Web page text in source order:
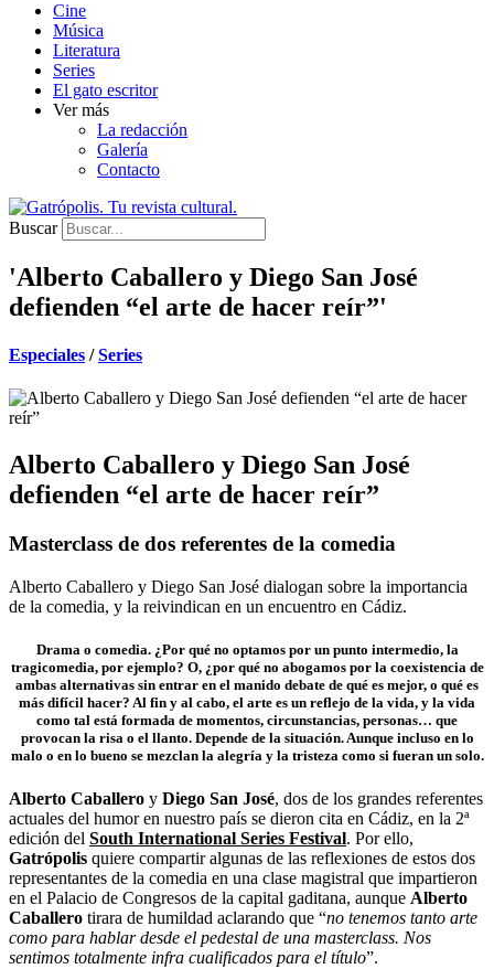
Cine
Música
Literatura
Series
El gato escritor
Ver más
La redacción
Galería
Contacto
Buscar
'Alberto Caballero y Diego San José
defienden “el arte de hacer reír”'
Especiales /Series
Alberto Caballero y Diego San José
defienden “el arte de hacer reír”
Masterclass de dos referentes de la comedia
Alberto Caballero y Diego San José dialogan sobre la importancia
de la comedia, y la reivindican en un encuentro en Cádiz.
Drama o comedia. ¿Por qué no optamos por un punto intermedio, la
tragicomedia, por ejemplo? O, ¿por qué no abogamos por la coexistencia de
ambas alternativas sin entrar en el manido debate de qué es mejor, o qué es
más difícil hacer? Al fin y al cabo, el arte es un reflejo de la vida, y la vida
como tal está formada de momentos, circunstancias, personas… que
provocan la risa o el llanto. Depende de la situación. Aunque incluso en lo
malo o en lo bueno se mezclan la alegría y la tristeza como si fueran un solo.
Alberto Caballero y Diego San José, dos de los grandes referentes
actuales del humor en nuestro país se dieron cita en Cádiz, en la 2ª
edición del South International Series Festival. Por ello,
Gatrópolis quiere compartir algunas de las reflexiones de estos dos
representantes de la comedia en una clase magistral que impartieron
en el Palacio de Congresos de la capital gaditana, aunque Alberto
Caballero tirara de humildad aclarando que “no tenemos tanto arte
como para hablar desde el pedestal de una masterclass. Nos
sentimos totalmente infra cualificados para el título”.